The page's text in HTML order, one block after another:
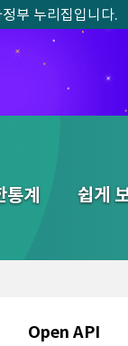
부 누리집입니다.
통계 쉽게
Open API